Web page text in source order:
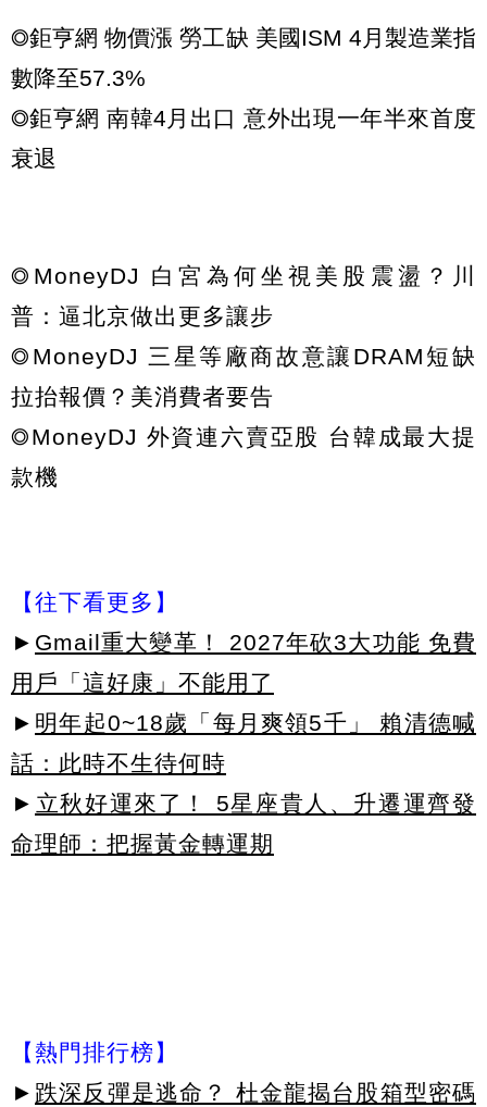
◎鉅亨網 物價漲 勞工缺 美國ISM 4月製造業指
數降至57.3%
◎鉅亨網 南韓4月出口 意外出現一年半來首度
衰退
◎MoneyDJ 白宮為何坐視美股震盪？川
普：逼北京做出更多讓步
◎MoneyDJ 三星等廠商故意讓DRAM短缺
拉抬報價？美消費者要告
◎MoneyDJ 外資連六賣亞股 台韓成最大提
款機
【往下看更多】
► Gmail重大變革！ 2027年砍3大功能 免費
用戶「這好康」不能用了
► 明年起0~18歲「每月爽領5千」 賴清德喊
話：此時不生待何時
► 立秋好運來了！ 5星座貴人、升遷運齊發
命理師：把握黃金轉運期
【熱門排行榜】
► 跌深反彈是逃命？ 杜金龍揭台股箱型密碼